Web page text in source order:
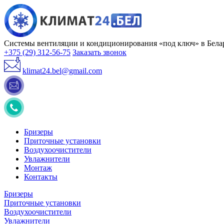
Системы вентиляции и кондиционирования «под ключ» в
+375 (29) 312-56-75 Заказать звонок
klimat24.bel@gmail.com
Бризеры
Приточные установки
Воздухоочистители
Увлажнители
Монтаж
Контакты
Бризеры
Приточные установки
Воздухоочистители
Увлажнители